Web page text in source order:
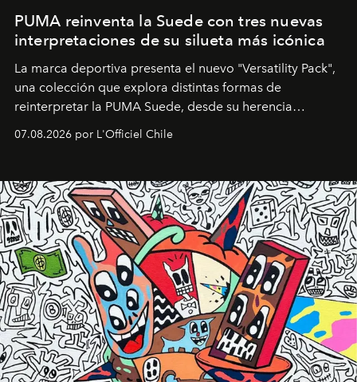
PUMA reinventa la Suede con tres nuevas
interpretaciones de su silueta más icónica
La marca deportiva presenta el nuevo "Versatility Pack",
una colección que explora distintas formas de
reinterpretar la PUMA Suede, desde su herencia
deportiva hasta una mirada moderna inspirada en el
diseño y el universo outdoor.
07.08.2026 por L'Officiel Chile